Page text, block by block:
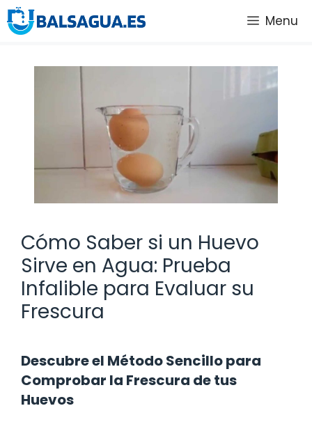
Saltar
al
Menu
Cómo Saber si un Huevo
Sirve en Agua: Prueba
Infalible para Evaluar su
Frescura
Descubre el Método Sencillo para
Comprobar la Frescura de tus
Huevos